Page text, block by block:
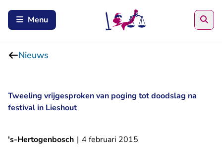
Menu
Nieuws
Tweeling vrijgesproken van poging tot doodslag na
festival in Lieshout
's-Hertogenbosch | 4 februari 2015